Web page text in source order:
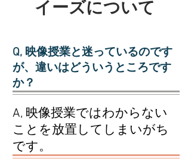
​イーズについて
Q, 映像授業と迷っているのです
が、違いはどういうところです
か？
A, 映像授業ではわからない
ことを放置してしまいがち
です。